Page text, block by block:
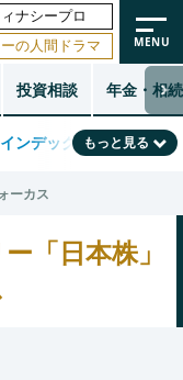
ナシープロ
の人間ドラマ
投資相談 年金・相続
ンデックスファンド
#ランキング
もっと見る
ーカス
「日本株」